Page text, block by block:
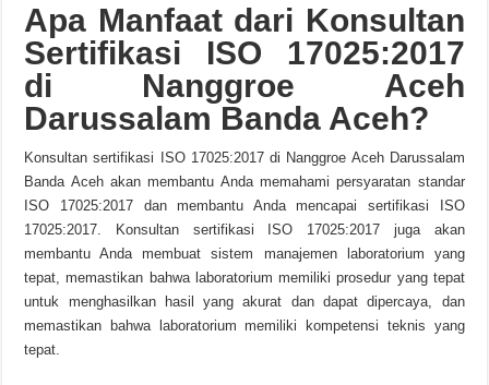
Apa Manfaat dari Konsultan
Sertifikasi ISO 17025:2017
di Nanggroe Aceh
Darussalam Banda Aceh?
Konsultan sertifikasi ISO 17025:2017 di Nanggroe Aceh Darussalam
Banda Aceh akan membantu Anda memahami persyaratan standar
ISO 17025:2017 dan membantu Anda mencapai sertifikasi ISO
17025:2017. Konsultan sertifikasi ISO 17025:2017 juga akan
membantu Anda membuat sistem manajemen laboratorium yang
tepat, memastikan bahwa laboratorium memiliki prosedur yang tepat
untuk menghasilkan hasil yang akurat dan dapat dipercaya, dan
memastikan bahwa laboratorium memiliki kompetensi teknis yang
tepat.